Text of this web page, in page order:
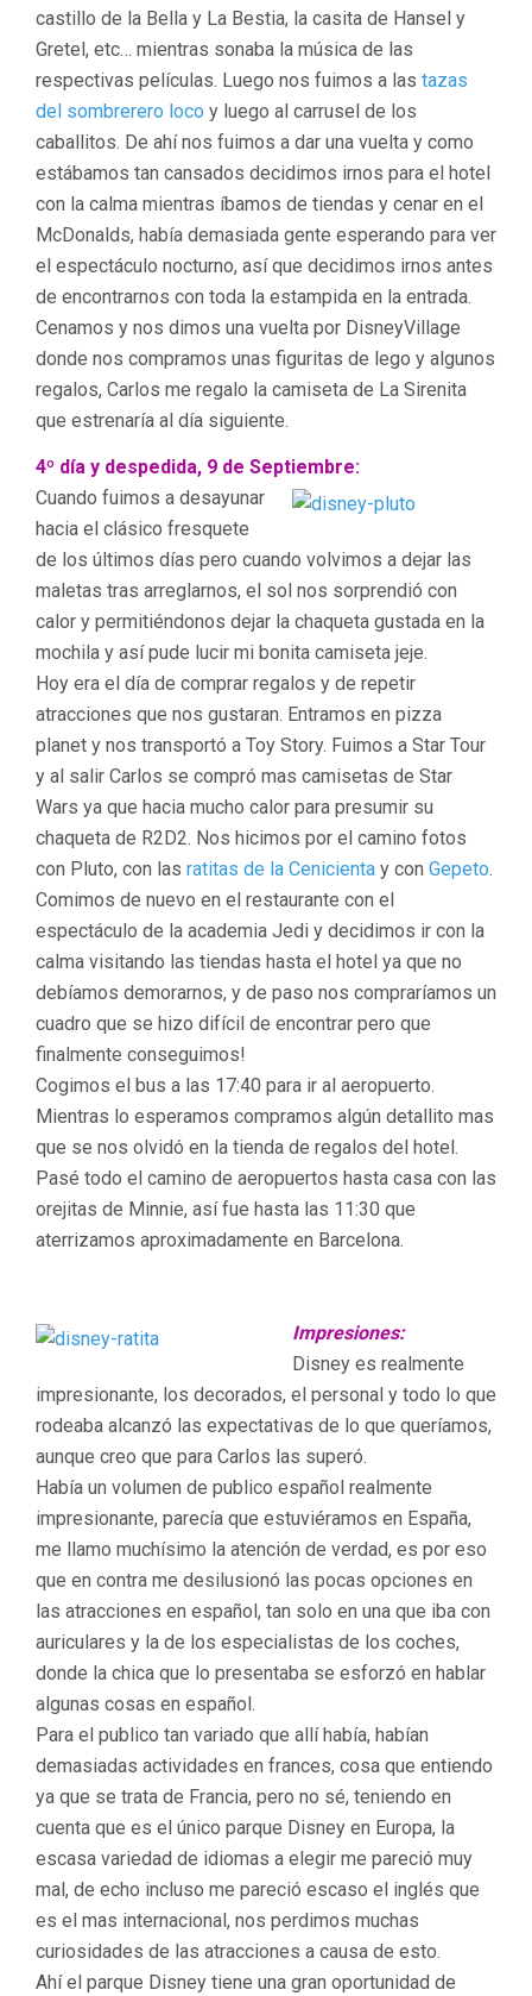
castillo de la Bella y La Bestia, la casita de Hansel y
Gretel, etc… mientras sonaba la música de las
respectivas películas. Luego nos fuimos a las tazas
del sombrerero loco y luego al carrusel de los
caballitos. De ahí nos fuimos a dar una vuelta y como
estábamos tan cansados decidimos irnos para el hotel
con la calma mientras íbamos de tiendas y cenar en el
McDonalds, había demasiada gente esperando para ver
el espectáculo nocturno, así que decidimos irnos antes
de encontrarnos con toda la estampida en la entrada.
Cenamos y nos dimos una vuelta por DisneyVillage
donde nos compramos unas figuritas de lego y algunos
regalos, Carlos me regalo la camiseta de La Sirenita
que estrenaría al día siguiente.
4º día y despedida, 9 de Septiembre:
Cuando fuimos a desayunar
hacia el clásico fresquete
de los últimos días pero cuando volvimos a dejar las
maletas tras arreglarnos, el sol nos sorprendió con
calor y permitiéndonos dejar la chaqueta gustada en la
mochila y así pude lucir mi bonita camiseta jeje.
Hoy era el día de comprar regalos y de repetir
atracciones que nos gustaran. Entramos en pizza
planet y nos transportó a Toy Story. Fuimos a Star Tour
y al salir Carlos se compró mas camisetas de Star
Wars ya que hacia mucho calor para presumir su
chaqueta de R2D2. Nos hicimos por el camino fotos
con Pluto, con las ratitas de la Cenicienta y con Gepeto.
Comimos de nuevo en el restaurante con el
espectáculo de la academia Jedi y decidimos ir con la
calma visitando las tiendas hasta el hotel ya que no
debíamos demorarnos, y de paso nos compraríamos un
cuadro que se hizo difícil de encontrar pero que
finalmente conseguimos!
Cogimos el bus a las 17:40 para ir al aeropuerto.
Mientras lo esperamos compramos algún detallito mas
que se nos olvidó en la tienda de regalos del hotel.
Pasé todo el camino de aeropuertos hasta casa con las
orejitas de Minnie, así fue hasta las 11:30 que
aterrizamos aproximadamente en Barcelona.
Impresiones:
Disney es realmente
impresionante, los decorados, el personal y todo lo que
rodeaba alcanzó las expectativas de lo que queríamos,
aunque creo que para Carlos las superó.
Había un volumen de publico español realmente
impresionante, parecía que estuviéramos en España,
me llamo muchísimo la atención de verdad, es por eso
que en contra me desilusionó las pocas opciones en
las atracciones en español, tan solo en una que iba con
auriculares y la de los especialistas de los coches,
donde la chica que lo presentaba se esforzó en hablar
algunas cosas en español.
Para el publico tan variado que allí había, habían
demasiadas actividades en frances, cosa que entiendo
ya que se trata de Francia, pero no sé, teniendo en
cuenta que es el único parque Disney en Europa, la
escasa variedad de idiomas a elegir me pareció muy
mal, de echo incluso me pareció escaso el inglés que
es el mas internacional, nos perdimos muchas
curiosidades de las atracciones a causa de esto.
Ahí el parque Disney tiene una gran oportunidad de